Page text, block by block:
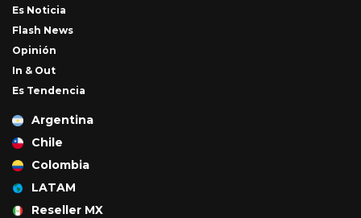
Es Noticia
Flash News
Opinión
In & Out
Es Tendencia
Argentina
Chile
Colombia
LATAM
Reseller MX